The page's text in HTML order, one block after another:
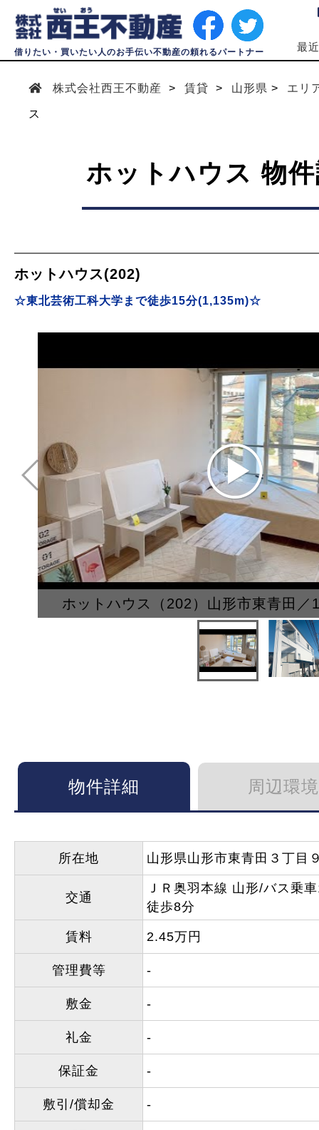
借りたい・買いたい人のお手伝い不動産の頼れるパートナー 最
株式会社西王不動産 賃貸 山形県 エリ
ス
ホットハウス 物
ホットハウス(202)
☆東北芸術工科大学まで徒歩15分(1,135m)☆
ホットハウス（202）山形市東青田
物件詳細 周辺環境
所在地 山形県山形市東青田３丁目
交通
ＪＲ奥羽本線 山形/バス乗
徒歩8分
賃料 2.45万円
管理費等 -
敷金 -
礼金 -
保証金 -
敷引/償却金 -